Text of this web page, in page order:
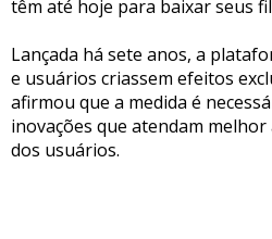
têm até hoje para baixar seus
Lançada há sete anos, a
e usuários criassem efeitos
afirmou que a medida é
inovações que atendam
dos usuários.